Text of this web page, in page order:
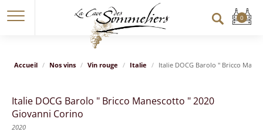
Accueil Nos vins Vin rouge Italie Italie DOCG Barolo " Bricco
Italie DOCG Barolo " Bricco Manescotto " 2020
Giovanni Corino
2020